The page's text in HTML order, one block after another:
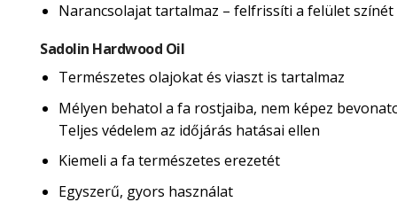
Narancsolajat tartalmaz – felfrissíti a felület színét
Sadolin Hardwood Oil
Természetes olajokat és viaszt is tartalmaz
Mélyen behatol a fa rostjaiba, nem képez
Teljes védelem az időjárás hatásai ellen
Kiemeli a fa természetes erezetét
Egyszerű, gyors használat